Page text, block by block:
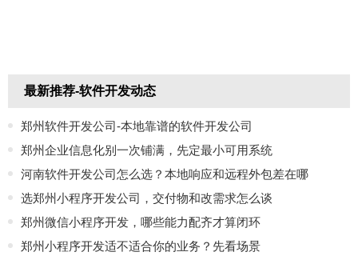
最新推荐-软件开发动态
郑州软件开发公司-本地靠谱的软件开发公司
郑州企业信息化别一次铺满，先定最小可用系统
河南软件开发公司怎么选？本地响应和远程外包差在哪
选郑州小程序开发公司，交付物和改需求怎么谈
郑州微信小程序开发，哪些能力配齐才算闭环
郑州小程序开发适不适合你的业务？先看场景